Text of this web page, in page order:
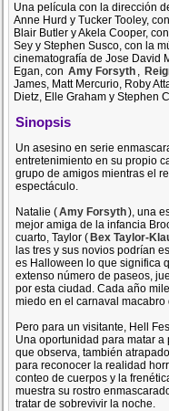
Una película con la dirección
Anne Hurd y Tucker Tooley,
Blair Butler y Akela Cooper,
Sey y Stephen Susco, con la
cinematografía de Jose David
Egan, con Amy Forsyth ,
James, Matt Mercurio, Roby
Dietz, Elle Graham y Stephen
Sinopsis
Un asesino en serie
entretenimiento en su propio
grupo de amigos mientras el
espectáculo.
Natalie (Amy Forsyth), una
mejor amiga de la infancia
cuarto, Taylor (Bex Taylor-
las tres y sus novios podrían
es Halloween lo que significa
extenso número de paseos,
por esta ciudad. Cada año
miedo en el carnaval
Pero para un visitante, Hell
Una oportunidad para matar
que observa, también
para reconocer la realidad
conteo de cuerpos y la
muestra su rostro
tratar de sobrevivir la noche.